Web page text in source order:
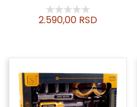
2.590,00 RSD